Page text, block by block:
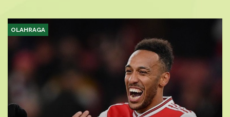
OLAHRAGA